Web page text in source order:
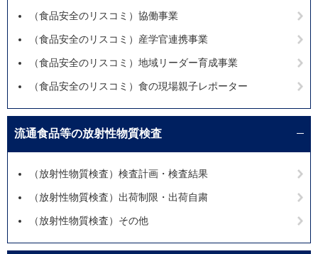
（食品安全のリスコミ）協働事業
（食品安全のリスコミ）産学官連携事業
（食品安全のリスコミ）地域リーダー育成事業
（食品安全のリスコミ）食の現場親子レポーター
流通食品等の放射性物質検査
（放射性物質検査）検査計画・検査結果
（放射性物質検査）出荷制限・出荷自粛
（放射性物質検査）その他